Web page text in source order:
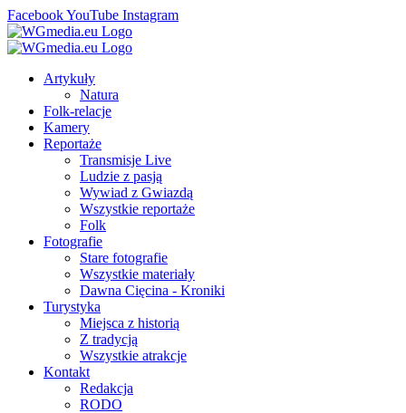
FacebookYouTube Instagram
Artykuły
Natura
Folk-relacje
Kamery
Reportaże
Transmisje Live
Ludzie z pasją
Wywiad z Gwiazdą
Wszystkie reportaże
Folk
Fotografie
Stare fotografie
Wszystkie materiały
Dawna Cięcina - Kroniki
Turystyka
Miejsca z historią
Z tradycją
Wszystkie atrakcje
Kontakt
Redakcja
RODO